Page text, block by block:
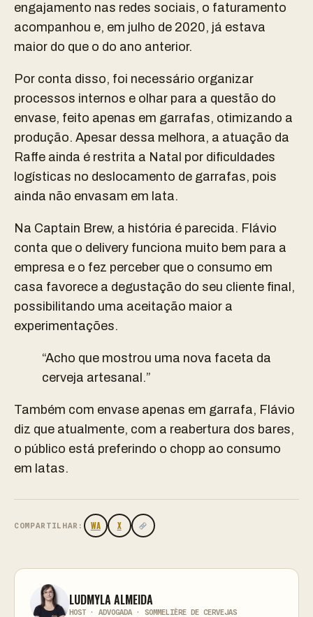
engajamento nas redes sociais, o faturamento
acompanhou e, em julho de 2020, já estava
maior do que o do ano anterior.
Por conta disso, foi necessário organizar
processos internos e olhar para a questão do
envase, feito apenas em garrafas, otimizando a
produção. Apesar dessa melhora, a atuação da
Raffe ainda é restrita a Natal por dificuldades
logísticas no deslocamento de garrafas, pois
ainda não envasam em lata.
Na Captain Brew, a história é parecida. Flávio
conta que o delivery funciona muito bem para a
empresa e o fez perceber que o consumo em
casa favorece a degustação do seu cliente final,
possibilitando uma aceitação maior a
experimentações.
“Acho que mostrou uma nova faceta da
cerveja artesanal.”
Também com envase apenas em garrafa, Flávio
diz que atualmente, com a reabertura dos bares,
o público está preferindo o chopp ao consumo
em latas.
COMPARTILHAR: WA X
LUDMYLA ALMEIDA
HOST · ADVOGADA · SOMMELIÈRE DE CERVEJAS